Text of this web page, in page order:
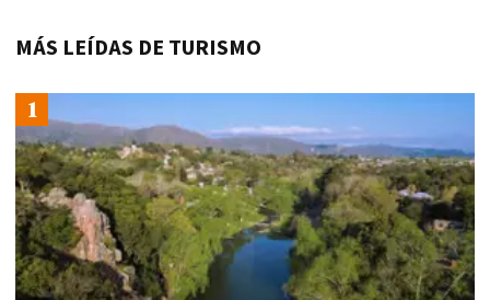
MÁS LEÍDAS DE TURISMO